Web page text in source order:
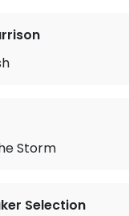
Storm
Selection